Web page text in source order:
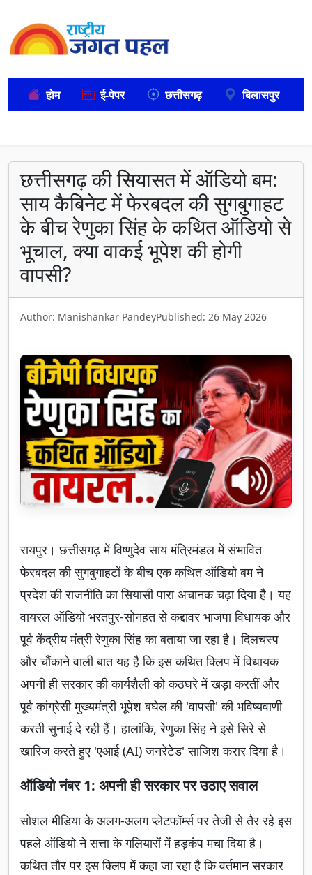
होम ई-पेपर छत्तीसगढ़ बिलासपुर
छत्तीसगढ़ की सियासत में ऑडियो बम:
साय कैबिनेट में फेरबदल की सुगबुगाहट
के बीच रेणुका सिंह के कथित ऑडियो से
भूचाल, क्या वाकई भूपेश की होगी
वापसी?
Author: Manishankar PandeyPublished: 26 May 2026
रायपुर। छत्तीसगढ़ में विष्णुदेव साय मंत्रिमंडल में संभावित
फेरबदल की सुगबुगाहटों के बीच एक कथित ऑडियो बम ने
प्रदेश की राजनीति का सियासी पारा अचानक चढ़ा दिया है। यह
वायरल ऑडियो भरतपुर-सोनहत से कद्दावर भाजपा विधायक और
पूर्व केंद्रीय मंत्री रेणुका सिंह का बताया जा रहा है। दिलचस्प
और चौंकाने वाली बात यह है कि इस कथित क्लिप में विधायक
अपनी ही सरकार की कार्यशैली को कठघरे में खड़ा करतीं और
पूर्व कांग्रेसी मुख्यमंत्री भूपेश बघेल की 'वापसी' की भविष्यवाणी
करती सुनाई दे रही हैं। हालांकि, रेणुका सिंह ने इसे सिरे से
खारिज करते हुए 'एआई (AI) जनरेटेड' साजिश करार दिया है।
ऑडियो नंबर 1: अपनी ही सरकार पर उठाए सवाल
सोशल मीडिया के अलग-अलग प्लेटफॉर्म्स पर तेजी से तैर रहे इस
पहले ऑडियो ने सत्ता के गलियारों में हड़कंप मचा दिया है।
कथित तौर पर इस क्लिप में कहा जा रहा है कि वर्तमान सरकार